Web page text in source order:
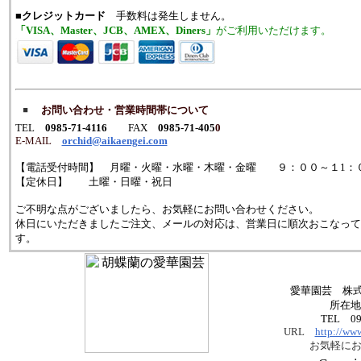
■クレジットカード 手数料は発生しません。
「VISA、Master、JCB、AMEX、Diners」 がご利用いただけます。
お問い合わせ・営業時間帯について
TEL0985-71-4116 FAX0985-71-4050
E-MAIL
orchid@aikaengei.com
【電話受付時間】 月曜・火曜・水曜・木曜・金曜 ９：００～１1：
【定休日】 土曜・日曜・祝日
ご不明な点がございましたら、お気軽にお問い合わせください。
休日にいただきましたご注文、メールの対応は、営業日に順次おこなっ
す。
愛華園芸
所在
TEL
URL http://
お気軽に